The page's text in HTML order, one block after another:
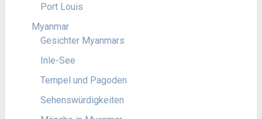
Port Louis
Myanmar
Gesichter Myanmars
Inle-See
Tempel und Pagoden
Sehenswürdigkeiten